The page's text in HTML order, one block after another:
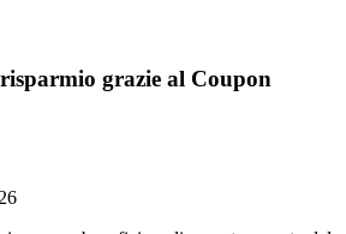
grazie al Coupon